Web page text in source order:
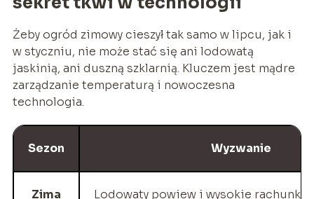
Żeby ogród zimowy cieszył tak samo w lipcu, jak i
w styczniu, nie może stać się ani lodowatą
jaskinią, ani duszną szklarnią. Kluczem jest mądre
zarządzanie temperaturą i nowoczesna
technologia.
Sezon Wyzwanie
Zima Lodowaty powiew i wysokie rachunki